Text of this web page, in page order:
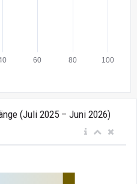
(Juli 2025 – Juni 2026)